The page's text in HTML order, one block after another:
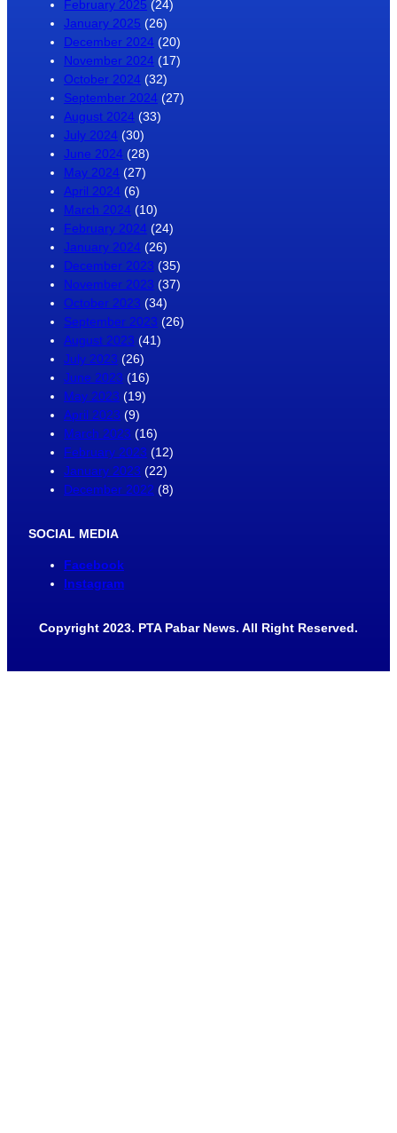
February 2025 (24)
January 2025 (26)
December 2024 (20)
November 2024 (17)
October 2024 (32)
September 2024 (27)
August 2024 (33)
July 2024 (30)
June 2024 (28)
May 2024 (27)
April 2024 (6)
March 2024 (10)
February 2024 (24)
January 2024 (26)
December 2023 (35)
November 2023 (37)
October 2023 (34)
September 2023 (26)
August 2023 (41)
July 2023 (26)
June 2023 (16)
May 2023 (19)
April 2023 (9)
March 2023 (16)
February 2023 (12)
January 2023 (22)
December 2022 (8)
SOCIAL MEDIA
Facebook
Instagram
Copyright 2023. PTA Pabar News. All Right Reserved.